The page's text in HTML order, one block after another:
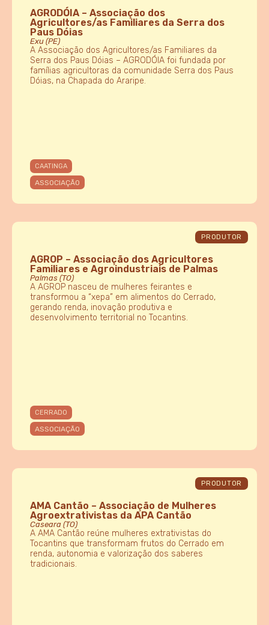
AGRODÓIA – Associação dos
Agricultores/as Familiares da Serra dos
Paus Dóias
Exu (PE)
A Associação dos Agricultores/as Familiares da
Serra dos Paus Dóias – AGRODÓIA foi fundada por
famílias agricultoras da comunidade Serra dos Paus
Dóias, na Chapada do Araripe.
CAATINGA
ASSOCIAÇÃO
PRODUTOR
AGROP – Associação dos Agricultores
Familiares e Agroindustriais de Palmas
Palmas (TO)
A AGROP nasceu de mulheres feirantes e
transformou a “xepa” em alimentos do Cerrado,
gerando renda, inovação produtiva e
desenvolvimento territorial no Tocantins.
CERRADO
ASSOCIAÇÃO
PRODUTOR
AMA Cantão – Associação de Mulheres
Agroextrativistas da APA Cantão
Caseara (TO)
A AMA Cantão reúne mulheres extrativistas do
Tocantins que transformam frutos do Cerrado em
renda, autonomia e valorização dos saberes
tradicionais.